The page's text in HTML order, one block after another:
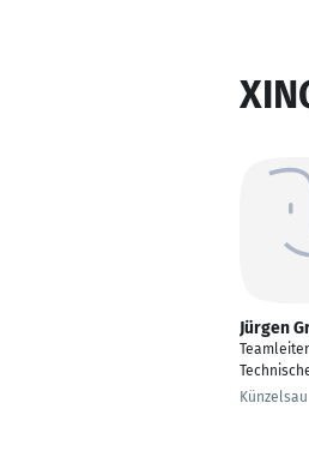
Jürgen
Teamleiter
Künzelsau